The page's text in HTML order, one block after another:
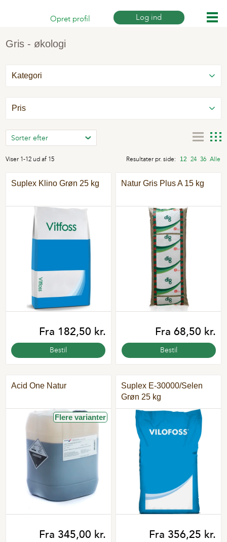
Log ind
Opret profil
Gris - økologi
Kategori
Pris
Viser 1-12 ud af 15 Resultater pr. side: 12 24 36 Alle
Bestil
Suplex Klino Grøn 25 kg
Fra 182,50 kr.
Bestil
Natur Gris Plus A 15 kg
Fra 68,50 kr.
Acid One Natur
Flere varianter
Fra 345,00 kr.
Suplex E-30000/Selen
Grøn 25 kg
Fra 356,25 kr.